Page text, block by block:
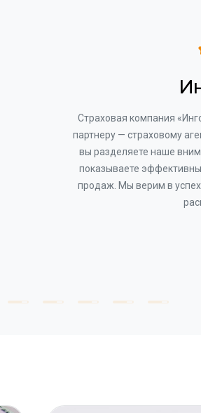
Страховая компания
партнеру — страховому
вы разделяете наше
показываете
продаж. Мы верим в